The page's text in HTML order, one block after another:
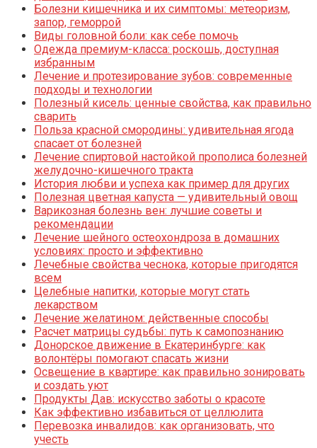
Болезни кишечника и их симптомы: метеоризм,
запор, геморрой
Виды головной боли: как себе помочь
Одежда премиум-класса: роскошь, доступная
избранным
Лечение и протезирование зубов: современные
подходы и технологии
Полезный кисель: ценные свойства, как правильно
сварить
Польза красной смородины: удивительная ягода
спасает от болезней
Лечение спиртовой настойкой прополиса болезней
желудочно-кишечного тракта
История любви и успеха как пример для других
Полезная цветная капуста — удивительный овощ
Варикозная болезнь вен: лучшие советы и
рекомендации
Лечение шейного остеохондроза в домашних
условиях: просто и эффективно
Лечебные свойства чеснока, которые пригодятся
всем
Целебные напитки, которые могут стать
лекарством
Лечение желатином: действенные способы
Расчет матрицы судьбы: путь к самопознанию
Донорское движение в Екатеринбурге: как
волонтёры помогают спасать жизни
Освещение в квартире: как правильно зонировать
и создать уют
Продукты Дав: искусство заботы о красоте
Как эффективно избавиться от целлюлита
Перевозка инвалидов: как организовать, что
учесть